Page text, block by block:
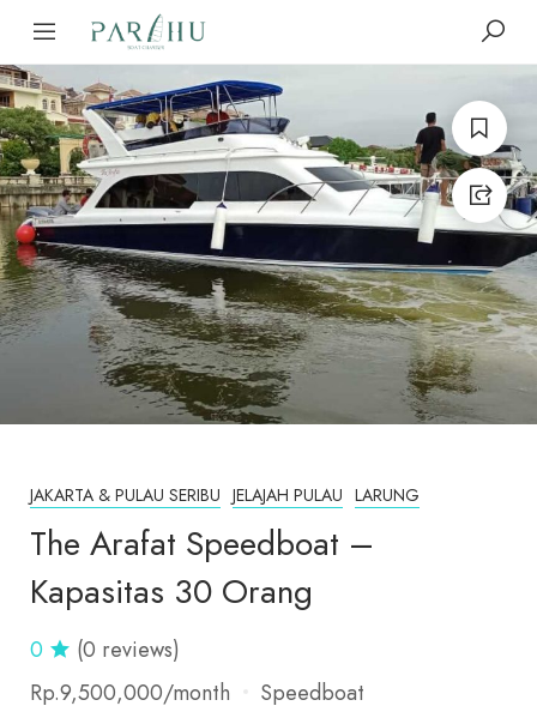
JAKARTA & PULAU SERIBU JELAJAH PULAU LARUNG
The Arafat Speedboat –
Kapasitas 30 Orang
0
(0 reviews)
Rp.9,500,000/month Speedboat